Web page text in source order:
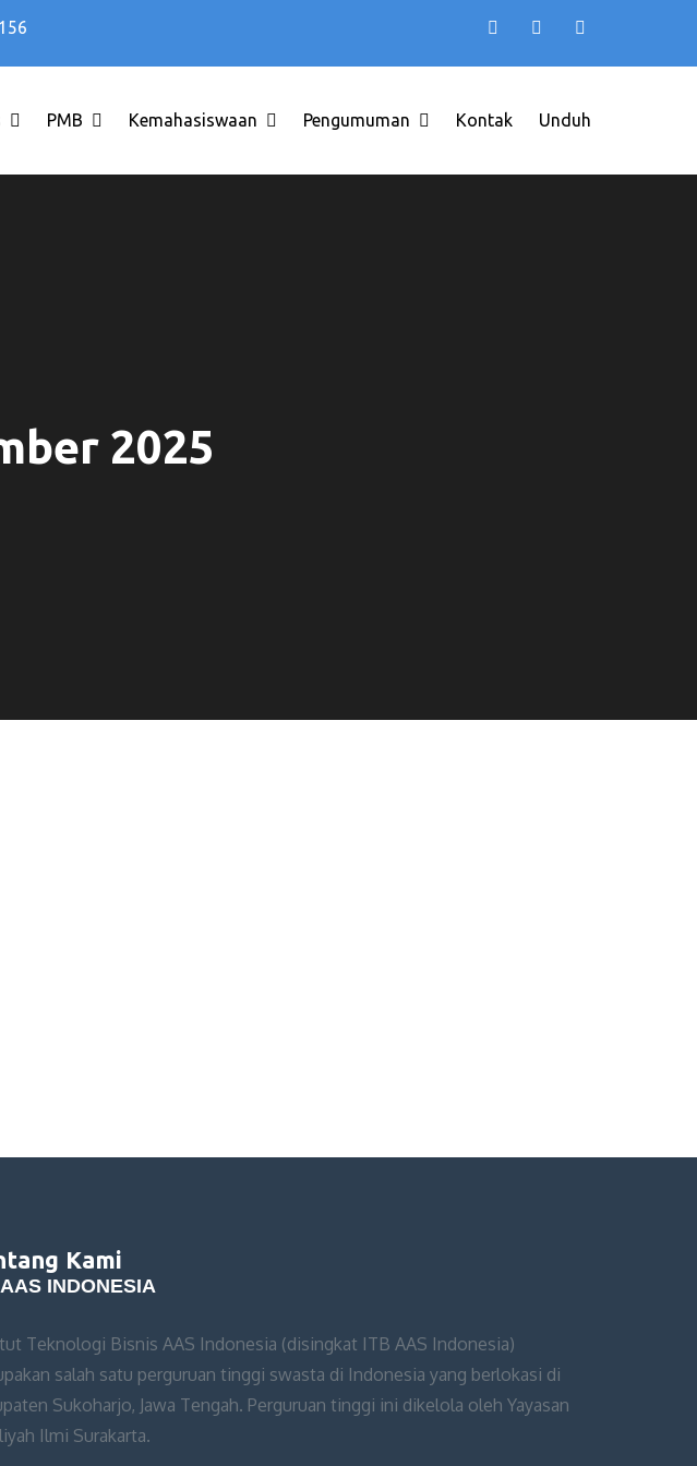
ITB AAS INDONESIA
PMB Kemahasiswaan Pengumuman Kontak Unduh
2025
Kami
INDONESIA
Teknologi Bisnis AAS Indonesia (disingkat ITB AAS Indonesia)
salah satu perguruan tinggi swasta di Indonesia yang berlokasi di
Sukoharjo, Jawa Tengah. Perguruan tinggi ini dikelola oleh Yayasan
Ilmi Surakarta.